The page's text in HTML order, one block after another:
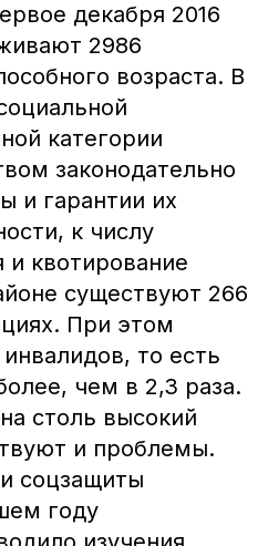
декабря 2016
2986
возраста. В
категории
законодательно
и гарантии их
к числу
и квотирование
существуют 266
При этом
то есть
чем в 2,3 раза.
столь высокий
и проблемы.
соцзащиты
году